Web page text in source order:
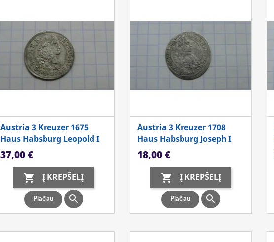
Austria 3 Kreuzer 1675
Haus Habsburg Leopold I
Kaina
37,00 €
 Į KREPŠELĮ
Plačiau 
Austria 3 Kreuzer 1708
Haus Habsburg Joseph I
Kaina
18,00 €
 Į KREPŠELĮ
Plačiau 